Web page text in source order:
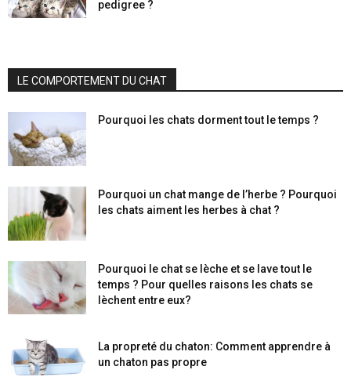
pedigree ?
LE COMPORTEMENT DU CHAT
Pourquoi les chats dorment tout le temps ?
Pourquoi un chat mange de l’herbe ? Pourquoi
les chats aiment les herbes à chat ?
Pourquoi le chat se lèche et se lave tout le
temps ? Pour quelles raisons les chats se
lèchent entre eux?
La propreté du chaton: Comment apprendre à
un chaton pas propre